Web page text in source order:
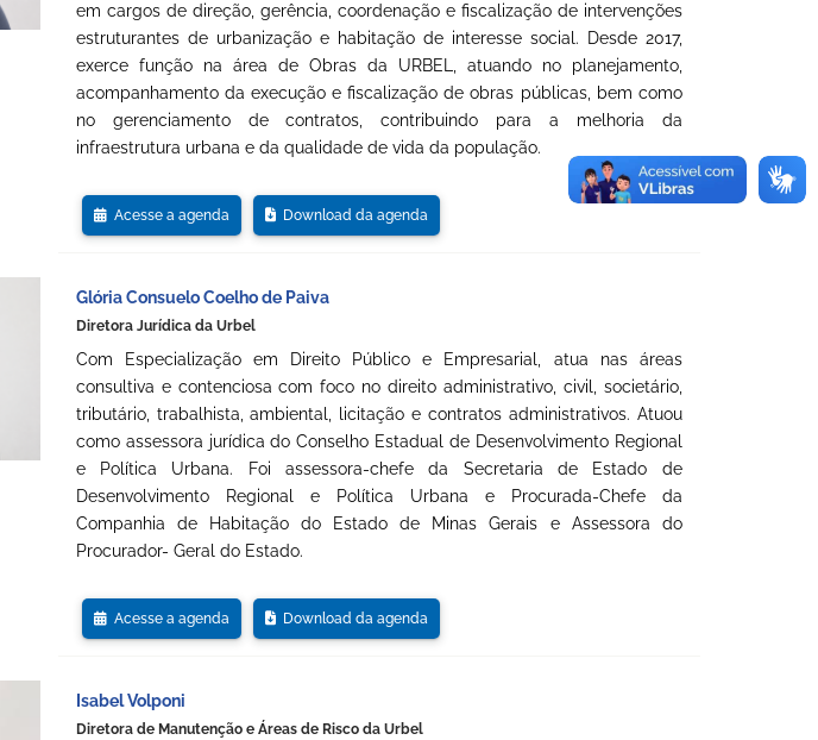
em cargos de direção, gerência, coordenação e fiscalização de intervenções
estruturantes de urbanização e habitação de interesse social. Desde 2017,
exerce função na área de Obras da URBEL, atuando no planejamento,
acompanhamento da execução e fiscalização de obras públicas, bem como
no gerenciamento de contratos, contribuindo para a melhoria da
infraestrutura urbana e da qualidade de vida da população.
Acesse a agenda Download da agenda
Glória Consuelo Coelho de Paiva
Diretora Jurídica da Urbel
Com Especialização em Direito Público e Empresarial, atua nas áreas
consultiva e contenciosa com foco no direito administrativo, civil, societário,
tributário, trabalhista, ambiental, licitação e contratos administrativos. Atuou
como assessora jurídica do Conselho Estadual de Desenvolvimento Regional
e Política Urbana. Foi assessora-chefe da Secretaria de Estado de
Desenvolvimento Regional e Política Urbana e Procurada-Chefe da
Companhia de Habitação do Estado de Minas Gerais e Assessora do
Procurador- Geral do Estado.
Acesse a agenda Download da agenda
Isabel Volponi
Diretora de Manutenção e Áreas de Risco da Urbel